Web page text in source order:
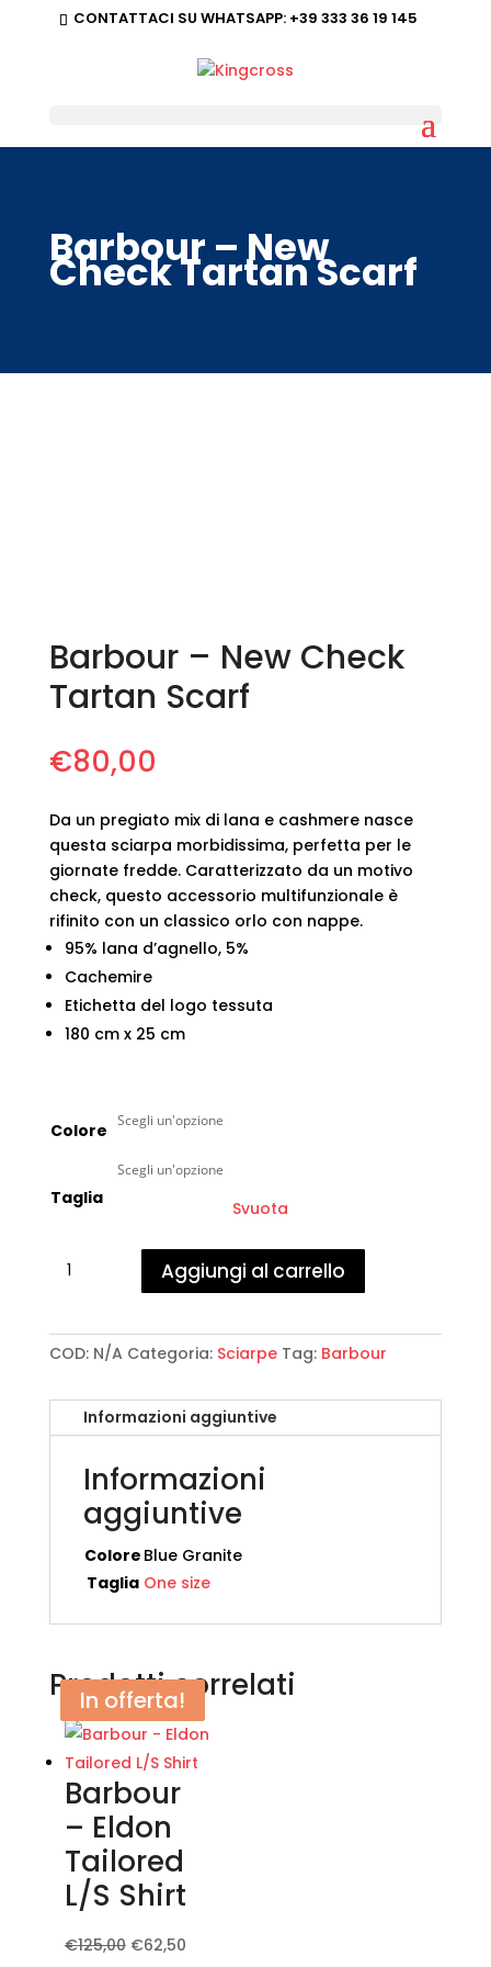
CONTATTACI SU WHATSAPP:+39 333 36 19 145
Barbour – New
Check Tartan Scarf
Barbour – New Check
Tartan Scarf
€80,00
Da un pregiato mix di lana e cashmere nasce
questa sciarpa morbidissima, perfetta per le
giornate fredde. Caratterizzato da un motivo
check, questo accessorio multifunzionale è
rifinito con un classico orlo con nappe.
95% lana d’agnello, 5%
Cachemire
Etichetta del logo tessuta
180 cm x 25 cm
Colore
Taglia
Svuota
Tartan
quantità
Aggiungi al carrello
COD: N/A Categoria: Sciarpe Tag: Barbour
Informazioni aggiuntive
Informazioni
aggiuntive
Colore Blue Granite
Taglia One size
Prodotti correlati
In offerta!
Barbour
– Eldon
Tailored
L/S Shirt
€125,00 Il
€62,50Il
In offerta!